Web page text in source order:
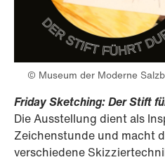
© Museum der Moderne
Friday Sketching: Der Stift
Die Ausstellung dient als
Zeichenstunde und macht
verschiedene